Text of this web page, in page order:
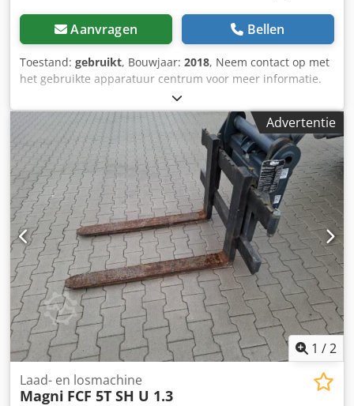
Aanvragen Bellen
Toestand: gebruikt, Bouwjaar: 2018, Neem contact op met
het gebruikte apparatuur centrum voor meer informatie.
Advertentie
1 /2
Laad- en losmachine
Magni FCF 5T SH U 1.3